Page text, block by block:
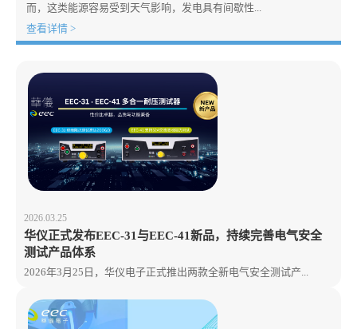
而，这类能源容易受到天气影响，发电具有间歇性...
查看详情 >
2026.03.25
华仪正式发布EEC-31与EEC-41新品，持续完善电气安全
测试产品体系
2026年3月25日，华仪电子正式推出两款全新电气安全测试产...